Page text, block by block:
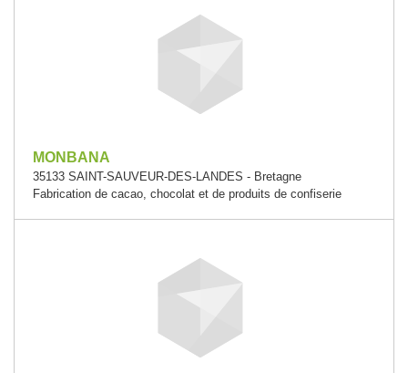
MONBANA
35133 SAINT-SAUVEUR-DES-LANDES - Bretagne
Fabrication de cacao, chocolat et de produits de confiserie